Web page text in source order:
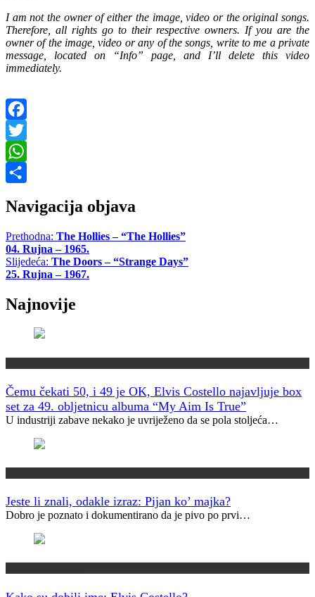
I am not the owner of either the image, video or the original songs.
Therefore, all rights go to their respective owners. If you are the
owner of the image, video or any of the songs, write to me a private
message, located on “Info” page, and I’ll delete this video
immediately.
Facebook
Twitter
WhatsApp
Navigacija objava
Prethodna: The Hollies – “The Hollies”
04. Rujna – 1965.
Slijedeća: The Doors – “Strange Days”
25. Rujna – 1967.
Najnovije
Čemu čekati 50, i 49 je OK, Elvis Costello najavljuje box
set za 49. obljetnicu albuma “My Aim Is True”
U industriji zabave nekako je uvriježeno da se pola stoljeća…
Jeste li znali, odakle izraz: Pijan ko’ majka?
Dobro je poznato i dokumentirano da je pivo po prvi…